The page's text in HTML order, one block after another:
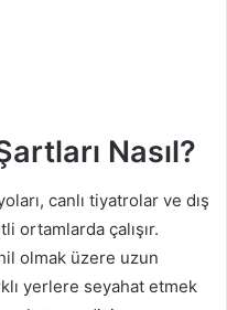
Nasıl?
canlı tiyatrolar ve dış
ortamlarda çalışır.
olmak üzere uzun
yerlere seyahat etmek